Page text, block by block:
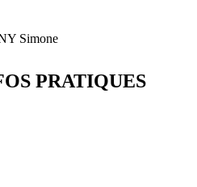
Simone
PRATIQUES